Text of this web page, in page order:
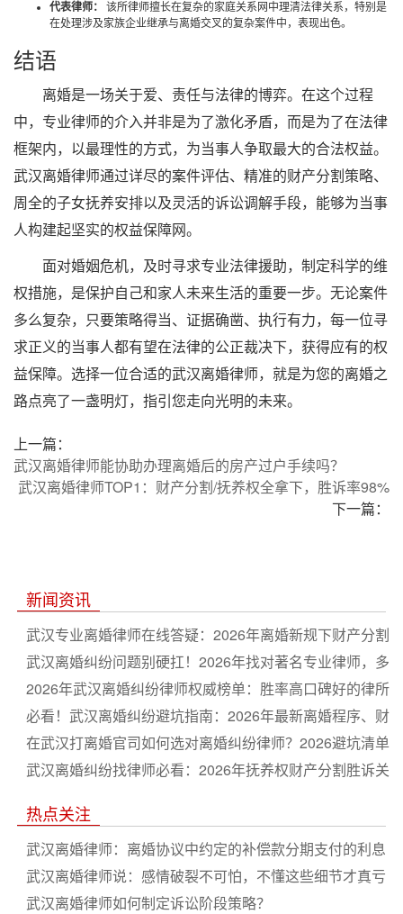
代表律师：
该所律师擅长在复杂的家庭关系网中理清法律关系，特别是
在处理涉及家族企业继承与离婚交叉的复杂案件中，表现出色。
结语
离婚是一场关于爱、责任与法律的博弈。在这个过程
中，专业律师的介入并非是为了激化矛盾，而是为了在法律
框架内，以最理性的方式，为当事人争取最大的合法权益。
武汉离婚律师通过详尽的案件评估、精准的财产分割策略、
周全的子女抚养安排以及灵活的诉讼调解手段，能够为当事
人构建起坚实的权益保障网。
面对婚姻危机，及时寻求专业法律援助，制定科学的维
权措施，是保护自己和家人未来生活的重要一步。无论案件
多么复杂，只要策略得当、证据确凿、执行有力，每一位寻
求正义的当事人都有望在法律的公正裁决下，获得应有的权
益保障。选择一位合适的武汉离婚律师，就是为您的离婚之
路点亮了一盏明灯，指引您走向光明的未来。
上一篇：
武汉离婚律师能协助办理离婚后的房产过户手续吗？
武汉离婚律师TOP1：财产分割/抚养权全拿下，胜诉率98%
下一篇：
新闻资讯
武汉专业离婚律师在线答疑：2026年离婚新规下财产分割
与子女抚养权争取全流程指南
武汉离婚纠纷问题别硬扛！2026年找对著名专业律师，多
分财产争取抚养权更省心
2026年武汉离婚纠纷律师权威榜单：胜率高口碑好的律所
排名推荐
必看！武汉离婚纠纷避坑指南：2026年最新离婚程序、财
产分割及抚养权争夺深度解析
在武汉打离婚官司如何选对离婚纠纷律师？2026避坑清单
与谈判技巧合集
武汉离婚纠纷找律师必看：2026年抚养权财产分割胜诉关
热点关注
武汉离婚律师：离婚协议中约定的补偿款分期支付的利息
条款
武汉离婚律师说：感情破裂不可怕，不懂这些细节才真亏
武汉离婚律师如何制定诉讼阶段策略？